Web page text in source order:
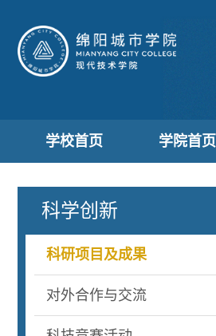
学校首页 学院首页
科学创新
科研项目及成果
对外合作与交流